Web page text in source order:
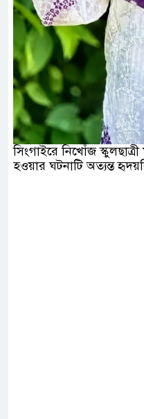
সিংগাইরে নিখোঁজ
হওয়ার ঘটনাটি অত্যন্ত